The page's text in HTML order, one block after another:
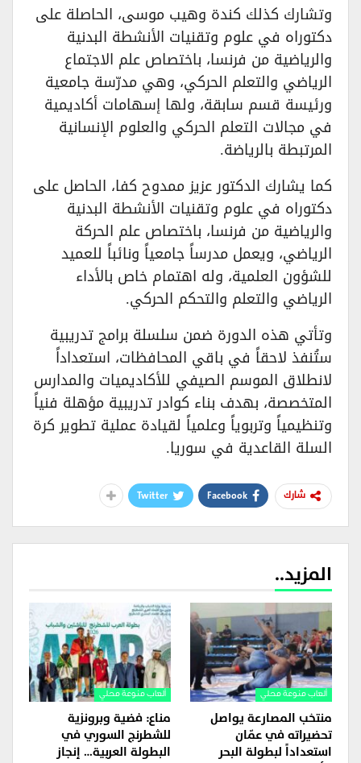
وتشارك كذلك كندة وهيب موسى، الحاصلة على
دكتوراه في علوم وتقنيات الأنشطة البدنية
والرياضية من فرنسا، باختصاص علم الاجتماع
الرياضي والتعلم الحركي، وهي مدرّسة جامعية
ورئيسة قسم سابقة، ولها إسهامات أكاديمية
في مجالات التعلم الحركي والعلوم الإنسانية
المرتبطة بالرياضة.
كما يشارك الدكتور عزيز ممدوح كفا، الحاصل على
دكتوراه في علوم وتقنيات الأنشطة البدنية
والرياضية من فرنسا، باختصاص علم الحركة
الرياضي، ويعمل مدرساً جامعياً ونائباً للعميد
للشؤون العلمية، وله اهتمام خاص بالأداء
الرياضي والتعلم والتحكم الحركي.
وتأتي هذه الدورة ضمن سلسلة برامج تدريبية
ستُنفذ لاحقاً في باقي المحافظات، استعداداً
لانطلاق الموسم الصيفي للأكاديميات والمدارس
المتخصصة، بهدف بناء كوادر تدريبية مؤهلة فنياً
وتنظيمياً وتربوياً وعلمياً لقيادة عملية تطوير كرة
السلة القاعدية في سوريا.
شارك Facebook
Twitter
المزيد..
ألعاب منوعة محلي
منتخب المصارعة يواصل
تحضيراته في عمّان
استعداداً لبطولة البحر
ألعاب منوعة محلي
مناع: فضية وبرونزية
للشطرنج السوري في
البطولة العربية… إنجاز